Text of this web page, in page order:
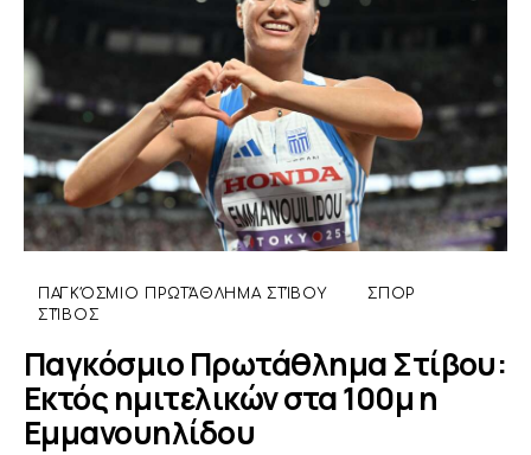
ΠΑΓΚΌΣΜΙΟ ΠΡΩΤΆΘΛΗΜΑ ΣΤΊΒΟΥ
ΣΠΟΡ
ΣΤΊΒΟΣ
Παγκόσμιο Πρωτάθλημα Στίβου:
Εκτός ημιτελικών στα 100μ η
Εμμανουηλίδου